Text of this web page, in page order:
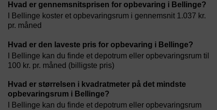
Hvad er gennemsnitsprisen for opbevaring i Bellinge?
I Bellinge koster et opbevaringsrum i gennemsnit 1.037 kr.
pr. måned
Hvad er den laveste pris for opbevaring i Bellinge?
I Bellinge kan du finde et depotrum eller opbevaringsrum til
100 kr. pr. måned (billigste pris)
Hvad er størrelsen i kvadratmeter på det mindste
opbevaringsrum i Bellinge?
I Bellinge kan du finde et depotrum eller opbevaringsrum